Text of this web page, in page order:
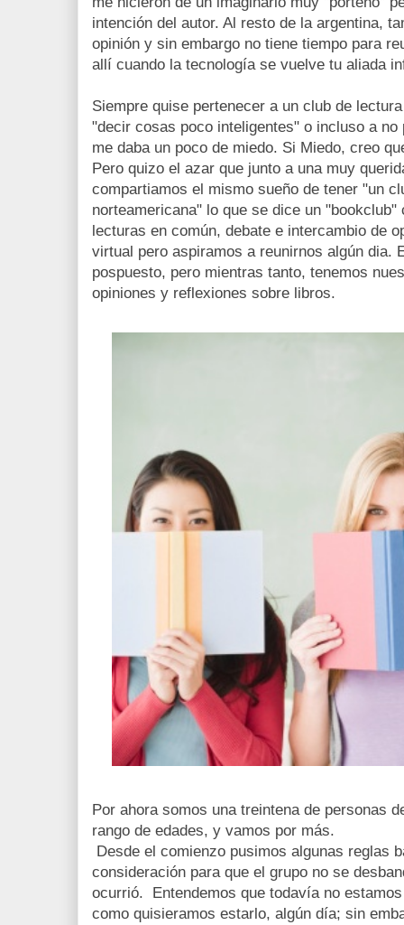
intención del autor. Al resto de la argentina,
opinión y sin embargo no tiene tiempo para
allí cuando la tecnología se vuelve tu aliada
Siempre quise pertenecer a un club de
"decir cosas poco inteligentes" o incluso a
me daba un poco de miedo. Si Miedo, creo
Pero quizo el azar que junto a una muy
compartiamos el mismo sueño de tener "un
norteamericana" lo que se dice un
lecturas en común, debate e intercambio de
virtual pero aspiramos a reunirnos algún dia.
pospuesto, pero mientras tanto, tenemos
opiniones y reflexiones sobre libros.
Por ahora somos una treintena de personas
rango de edades, y vamos por más.
Desde el comienzo pusimos algunas reglas
consideración para que el grupo no se
ocurrió. Entendemos que todavía no
como quisieramos estarlo, algún día; sin